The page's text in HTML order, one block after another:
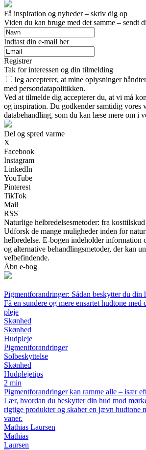
Få inspiration og nyheder – skriv dig op
Viden du kan bruge med det samme – sendt
Indtast din e-mail her
Registrer
Tak for interessen og din tilmelding
Jeg accepterer, at mine oplysninger
med persondatapolitikken.
Ved at tilmelde dig accepterer du, at vi må
og inspiration. Du godkender samtidig vores
databehandling, som du kan læse mere om i
Del og spred varme
X
Facebook
Instagram
LinkedIn
YouTube
Pinterest
TikTok
Mail
RSS
Naturlige helbredelsesmetoder: fra
Udforsk de mange muligheder inden for
helbredelse. E-bogen indeholder information
og alternative behandlingsmetoder, der kan
velbefindende.
Åbn e-bog
Pigmentforandringer: Sådan beskytter du din
Få en sundere og mere ensartet hudtone med
pleje
Skønhed
Skønhed
Hudpleje
Pigmentforandringer
Solbeskyttelse
Skønhed
Hudplejetips
2 min
Pigmentforandringer kan ramme alle – især
Lær, hvordan du beskytter din hud mod
rigtige produkter og skaber en jævn hudtone
vaner.
Mathias Laursen
Mathias
Laursen